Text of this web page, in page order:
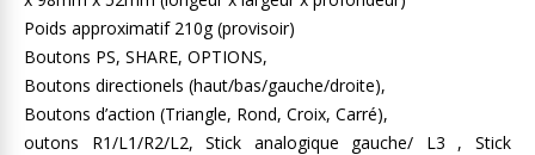
Poids approximatif 210g (provisoir)
Boutons PS, SHARE, OPTIONS,
Boutons directionels (haut/bas/gauche/droite),
Boutons d’action (Triangle, Rond, Croix, Carré),
outons R1/L1/R2/L2, Stick analogique gauche/ L3 , Stick